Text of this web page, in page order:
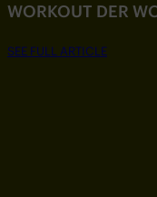
WORKOUT DER
SEE FULL ARTICLE